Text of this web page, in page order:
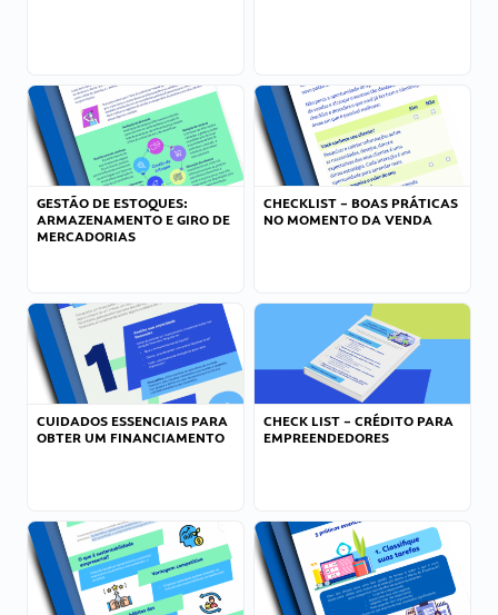
GESTÃO DE ESTOQUES:
ARMAZENAMENTO E GIRO DE
MERCADORIAS
CHECKLIST – BOAS PRÁTICAS
NO MOMENTO DA VENDA
CUIDADOS ESSENCIAIS PARA
OBTER UM FINANCIAMENTO
CHECK LIST – CRÉDITO PARA
EMPREENDEDORES